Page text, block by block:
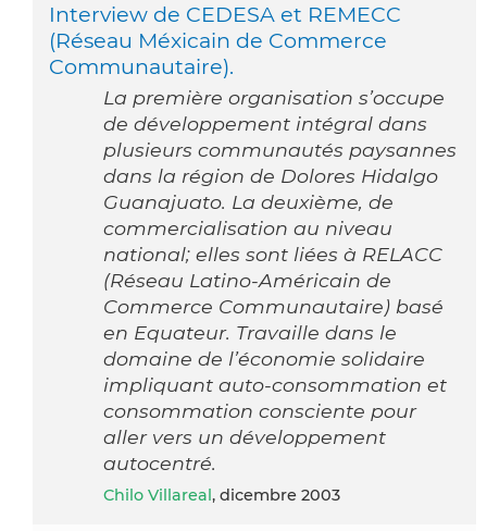
Interview de CEDESA et REMECC
(Réseau Méxicain de Commerce
Communautaire).
La première organisation s’occupe
de développement intégral dans
plusieurs communautés paysannes
dans la région de Dolores Hidalgo
Guanajuato. La deuxième, de
commercialisation au niveau
national; elles sont liées à RELACC
(Réseau Latino-Américain de
Commerce Communautaire) basé
en Equateur. Travaille dans le
domaine de l’économie solidaire
impliquant auto-consommation et
consommation consciente pour
aller vers un développement
autocentré.
Chilo Villareal , dicembre 2003